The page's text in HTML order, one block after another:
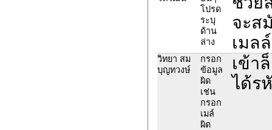
โปรด
ระบุ
ด้าน
ล่าง
จะส
เมล
วิทยา สม
บุญทวงษ์
กรอก
ข้อมูล
ผิด
เช่น
กรอก
เมล์
ผิด
เข้า
ได้ร